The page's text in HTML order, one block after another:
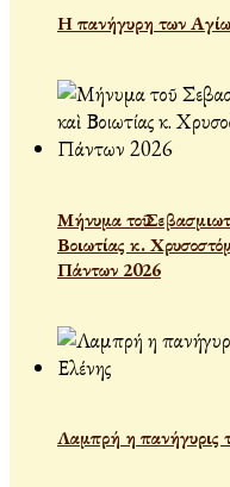
Η πανήγυρη των
Μήνυμα τοῦ
Βοιωτίας κ.
Πάντων 2026
Λαμπρή η πανήγυρις